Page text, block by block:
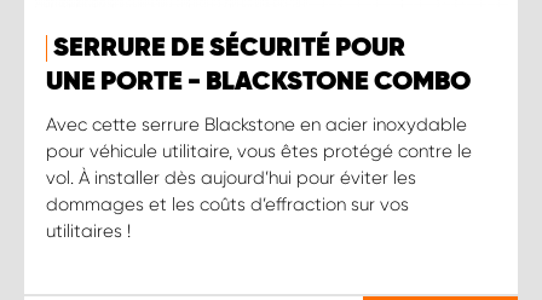
SERRURE DE SÉCURITÉ POUR
UNE PORTE - BLACKSTONE COMBO
Avec cette serrure Blackstone en acier inoxydable
pour véhicule utilitaire, vous êtes protégé contre le
vol. À installer dès aujourd’hui pour éviter les
dommages et les coûts d’effraction sur vos
utilitaires !